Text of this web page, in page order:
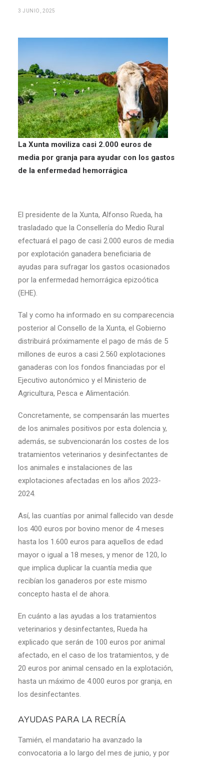
3 JUNIO, 2025
La Xunta moviliza casi 2.000 euros de
media por granja para ayudar con los gastos
de la enfermedad hemorrágica
El presidente de la Xunta, Alfonso Rueda, ha
trasladado que la Consellería do Medio Rural
efectuará el pago de casi 2.000 euros de media
por explotación ganadera beneficiaria de
ayudas para sufragar los gastos ocasionados
por la enfermedad hemorrágica epizoótica
(EHE).
Tal y como ha informado en su comparecencia
posterior al Consello de la Xunta, el Gobierno
distribuirá próximamente el pago de más de 5
millones de euros a casi 2.560 explotaciones
ganaderas con los fondos financiadas por el
Ejecutivo autonómico y el Ministerio de
Agricultura, Pesca e Alimentación.
Concretamente, se compensarán las muertes
de los animales positivos por esta dolencia y,
además, se subvencionarán los costes de los
tratamientos veterinarios y desinfectantes de
los animales e instalaciones de las
explotaciones afectadas en los años 2023-
2024.
Así, las cuantías por animal fallecido van desde
los 400 euros por bovino menor de 4 meses
hasta los 1.600 euros para aquellos de edad
mayor o igual a 18 meses, y menor de 120, lo
que implica duplicar la cuantía media que
recibían los ganaderos por este mismo
concepto hasta el de ahora.
En cuánto a las ayudas a los tratamientos
veterinarios y desinfectantes, Rueda ha
explicado que serán de 100 euros por animal
afectado, en el caso de los tratamientos, y de
20 euros por animal censado en la explotación,
hasta un máximo de 4.000 euros por granja, en
los desinfectantes.
AYUDAS PARA LA RECRÍA
Tamién, el mandatario ha avanzado la
convocatoria a lo largo del mes de junio, y por